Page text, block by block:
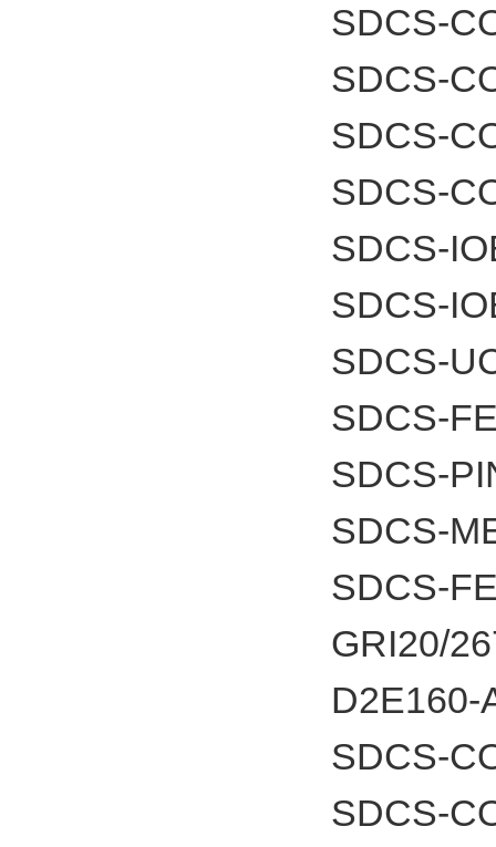
SDCS-
SDCS-
SDCS-
SDCS-
SDCS-
SDCS-
SDCS-
SDCS-
SDCS-
SDCS-
SDCS-
GRI20/
D2E160-
SDCS-
SDCS-